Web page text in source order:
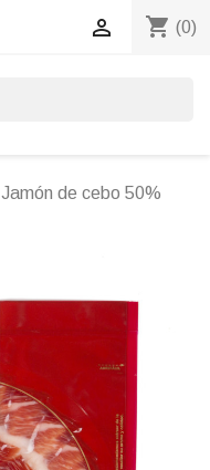
shopping_cart (0)

Jamón de cebo 50%